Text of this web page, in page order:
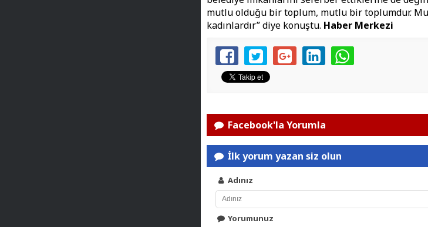
mutlu olduğu bir toplum, mutlu bir toplumdur.
kadınlardır” diye konuştu. Haber Merkezi
Facebook'la Yorumla
İlk yorum yazan siz olun
Adınız
Yorumunuz